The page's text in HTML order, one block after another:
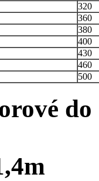
320
360
380
400
430
460
500